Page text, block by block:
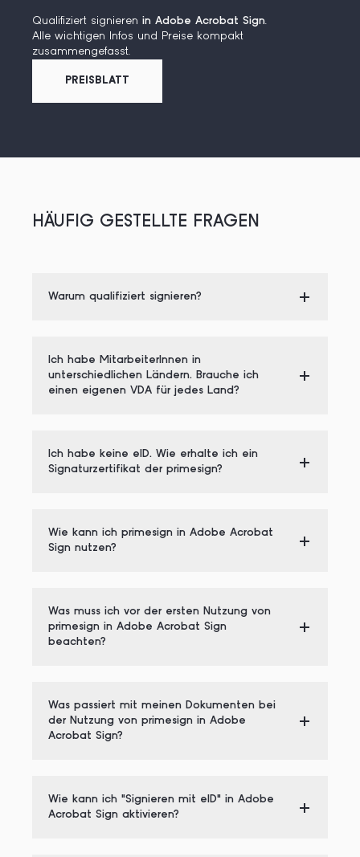
Qualifiziert signieren in Adobe Acrobat Sign.
Alle wichtigen Infos und Preise kompakt
zusammengefasst.
PREISBLATT
HÄUFIG GESTELLTE FRAGEN
Warum qualifiziert signieren?
Ich habe MitarbeiterInnen in
unterschiedlichen Ländern. Brauche ich
einen eigenen VDA für jedes Land?
Ich habe keine eID. Wie erhalte ich ein
Signaturzertifikat der primesign?
Wie kann ich primesign in Adobe Acrobat
Sign nutzen?
Was muss ich vor der ersten Nutzung von
primesign in Adobe Acrobat Sign
beachten?
Was passiert mit meinen Dokumenten bei
der Nutzung von primesign in Adobe
Acrobat Sign?
Wie kann ich "Signieren mit eID" in Adobe
Acrobat Sign aktivieren?